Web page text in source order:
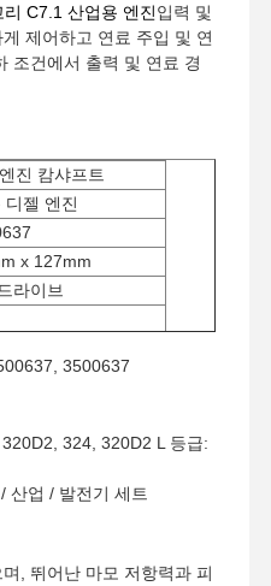
리 C7.1 산업용 엔진입력 및
제어하고 연료 주입 및 연
조건에서 출력 및 연료 경
진 캄샤프트
디젤 엔진
x 127mm
라이브
유니온, T/T
3500637
324, 320D2 L 등급:
산업 / 발전기 세트
, 뛰어난 마모 저항력과 피